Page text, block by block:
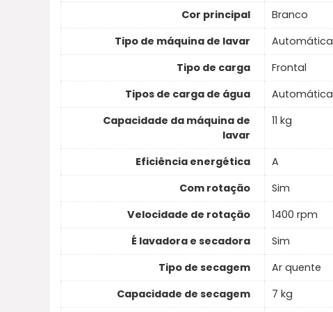
Cor principal
Branco
Tipo de máquina de lavar
Automática
Tipo de carga
Frontal
Tipos de carga de água
Automática
Capacidade da máquina de
lavar
11 kg
Eficiência energética
A
Com rotação
Sim
Velocidade de rotação
1400 rpm
É lavadora e secadora
Sim
Tipo de secagem
Ar quente
Capacidade de secagem
7 kg